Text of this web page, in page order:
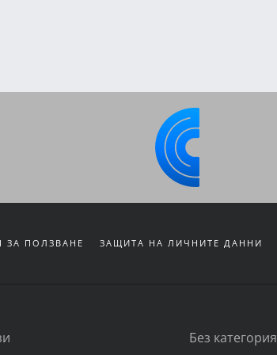
ЗА ПОЛЗВАНЕ ЗАЩИТА НА ЛИЧНИТЕ ДАННИ
Без категория